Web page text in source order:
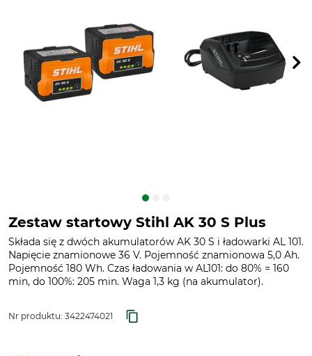
Zestaw startowy Stihl AK 30 S Plus
Składa się z dwóch akumulatorów AK 30 S i ładowarki AL 101.
Napięcie znamionowe 36 V. Pojemność znamionowa 5,0 Ah.
Pojemność 180 Wh. Czas ładowania w AL101: do 80% = 160
min, do 100%: 205 min. Waga 1,3 kg (na akumulator).
Nr produktu: 3422474021